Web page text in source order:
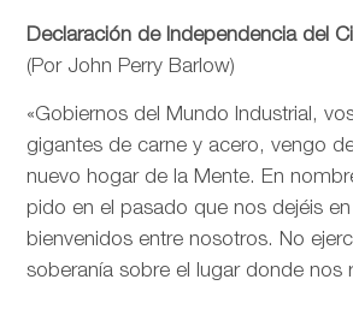
Declaración de Independencia del
(Por John Perry Barlow)
«Gobiernos del Mundo Industrial,
gigantes de carne y acero, vengo
nuevo hogar de la Mente. En
pido en el pasado que nos dejéis
bienvenidos entre nosotros. No
soberanía sobre el lugar donde nos